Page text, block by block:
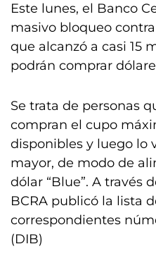
Este lunes, el Banco
masivo bloqueo
que alcanzó a casi 15
podrán comprar
Se trata de personas
compran el cupo
disponibles y luego lo
mayor, de modo de
dólar “Blue”. A través
BCRA publicó la lista
correspondientes
(DIB)